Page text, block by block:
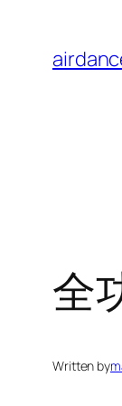
content
全
Written by